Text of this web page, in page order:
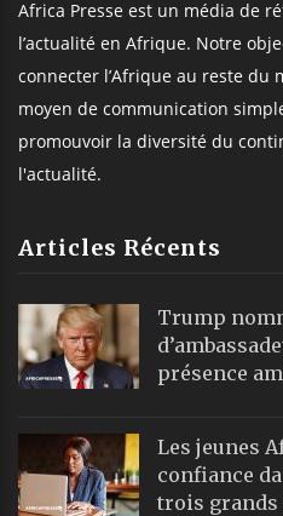
Africa Presse est un média de
l’actualité en Afrique. Notre
connecter l’Afrique au reste du
moyen de communication
promouvoir la diversité du
l'actualité.
Articles Récents
Trump
présence
Les jeunes
confiance
trois grands